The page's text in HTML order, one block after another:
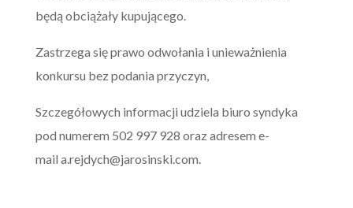
będą obciążały kupującego.
Zastrzega się prawo odwołania i unieważnienia
konkursu bez podania przyczyn,
Szczegółowych informacji udziela biuro syndyka
pod numerem 502 997 928 oraz adresem e-
mail a.rejdych@jarosinski.com.